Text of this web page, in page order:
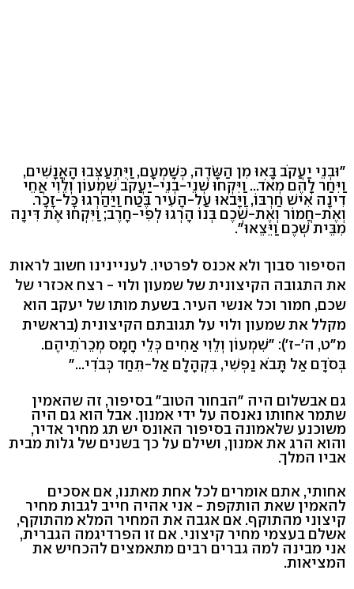
"וּבְנֵי יַעֲקֹב בָּאוּ מִן הַשָּׂדֶה, כְּשָׁמְעָם, וַיִּתְעַצְּבוּ הָאֲנָשִׁים,
וַיִּחַר לָהֶם מְאֹד... וַיִּקְחוּ שְׁנֵי-בְנֵי-יַעֲקֹב שִׁמְעוֹן וְלֵוִי אֲחֵי
דִינָה אִישׁ חַרְבּוֹ, וַיָּבֹאוּ עַל-הָעִיר בֶּטַח וַיַּהַרְגוּ כָּל-זָכָר.
וְאֶת-חֲמוֹר וְאֶת-שְׁכֶם בְּנוֹ הָרְגוּ לְפִי-חָרֶב; וַיִּקְחוּ אֶת דִּינָה
מִבֵּית שְׁכֶם וַיֵּצֵאוּ".
הסיפור סבוך ולא אכנס לפרטיו. לעניינינו חשוב לראות
את התגובה הקיצונית של שמעון ולוי - רצח אכזרי של
שכם, חמור וכל אנשי העיר. בשעת מותו של יעקב הוא
מקלל את שמעון ולוי על תגובתם הקיצונית (בראשית
מ"ט, ה'-ז'): "שִׁמְעוֹן וְלֵוִי אַחִים כְּלֵי חָמָס מְכֵרֹתֵיהֶם.
בְּסֹדָם אַל תָּבֹא נַפְשִׁי, בִּקְהָלָם אַל-תֵּחַד כְּבֹדִי..."
גם אבשלום היה "הבחור הטוב" בסיפור, זה שהאמין
שתמר אחותו נאנסה על ידי אמנון. אבל הוא גם היה
משוכנע שלאמונה בסיפור האונס יש תג מחיר אדיר,
והוא הרג את אמנון, ושילם על כך בשנים של גלות מבית
אביו המלך.
אחותי, אתם אומרים לכל אחת מאתנו, אם אסכים
להאמין שאת הותקפת - אני אהיה חייב לגבות מחיר
קיצוני מהתוקף. אם אגבה את המחיר המלא מהתוקף,
אשלם בעצמי מחיר קיצוני. אם זו הפרדיגמה הגברית,
אני מבינה למה גברים רבים מתאמצים להכחיש את
המציאות.